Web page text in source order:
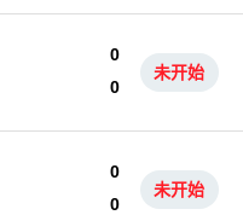
0
0
未开始
0
0
未开始